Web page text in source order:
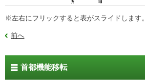
※左右にフリックすると表がスライドします。
前へ
首都機能移転